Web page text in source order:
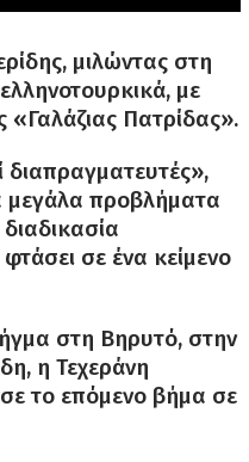
μιλώντας στη
με
«Γαλάζιας Πατρίδας».
διαπραγματευτές»,
μεγάλα προβλήματα
σε ένα κείμενο
στη Βηρυτό, στην
η Τεχεράνη
το επόμενο βήμα σε